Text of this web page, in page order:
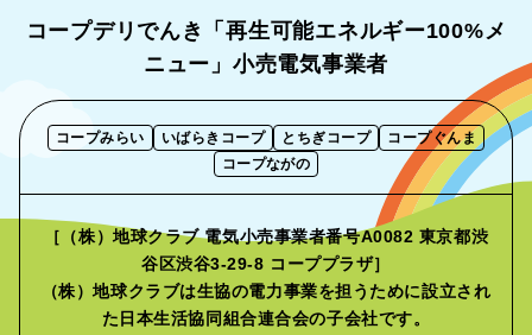
コープデリでんき「再生可能エネルギー100%メ
ニュー」小売電気事業者
コープみらい いばらきコープ とちぎコープ
コープぐんま
コープながの
［（株）地球クラブ 電気小売事業者番号A0082 東京都渋
谷区渋谷3-29-8 コーププラザ］
（株）地球クラブは生協の電力事業を担うために設立され
た 日本生活協同組合連合会の子会社です。